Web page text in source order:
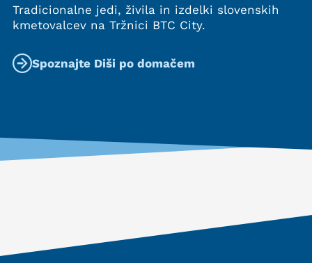
Tradicionalne jedi, živila in izdelki slovenskih
kmetovalcev na Tržnici BTC City.
Spoznajte Diši po domačem